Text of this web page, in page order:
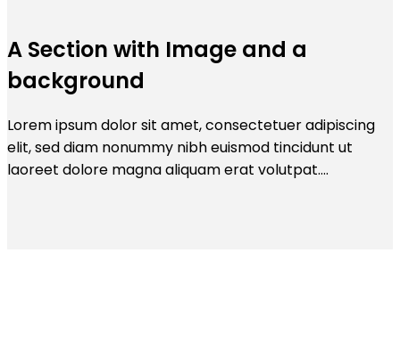
A Section with Image and a
background
Lorem ipsum dolor sit amet, consectetuer adipiscing
elit, sed diam nonummy nibh euismod tincidunt ut
laoreet dolore magna aliquam erat volutpat….